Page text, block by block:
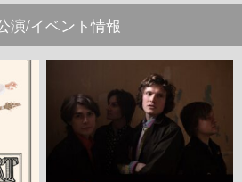
演/イベント情報